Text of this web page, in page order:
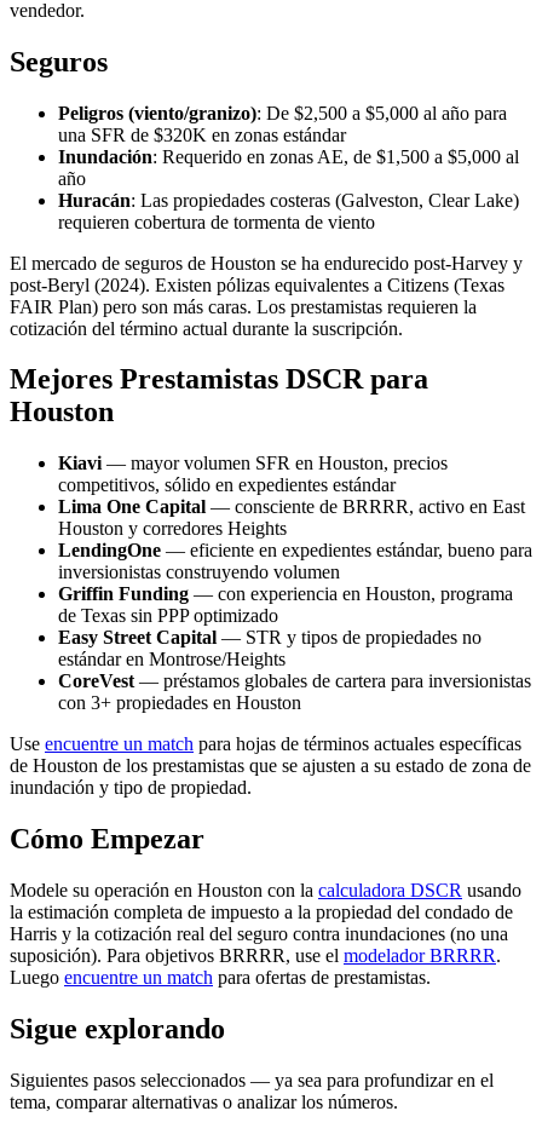
vendedor.
Seguros
Peligros (viento/granizo): De $2,500 a $5,000 al año para
una SFR de $320K en zonas estándar
Inundación: Requerido en zonas AE, de $1,500 a $5,000 al
año
Huracán: Las propiedades costeras (Galveston, Clear Lake)
requieren cobertura de tormenta de viento
El mercado de seguros de Houston se ha endurecido post-Harvey y
post-Beryl (2024). Existen pólizas equivalentes a Citizens (Texas
FAIR Plan) pero son más caras. Los prestamistas requieren la
cotización del término actual durante la suscripción.
Mejores Prestamistas DSCR para
Houston
Kiavi — mayor volumen SFR en Houston, precios
competitivos, sólido en expedientes estándar
Lima One Capital — consciente de BRRRR, activo en East
Houston y corredores Heights
LendingOne — eficiente en expedientes estándar, bueno para
inversionistas construyendo volumen
Griffin Funding — con experiencia en Houston, programa
de Texas sin PPP optimizado
Easy Street Capital — STR y tipos de propiedades no
estándar en Montrose/Heights
CoreVest — préstamos globales de cartera para inversionistas
con 3+ propiedades en Houston
Use encuentre un match para hojas de términos actuales específicas
de Houston de los prestamistas que se ajusten a su estado de zona de
inundación y tipo de propiedad.
Cómo Empezar
Modele su operación en Houston con la calculadora DSCR usando
la estimación completa de impuesto a la propiedad del condado de
Harris y la cotización real del seguro contra inundaciones (no una
suposición). Para objetivos BRRRR, use el modelador BRRRR.
Luego encuentre un match para ofertas de prestamistas.
Sigue explorando
Siguientes pasos seleccionados — ya sea para profundizar en el
tema, comparar alternativas o analizar los números.